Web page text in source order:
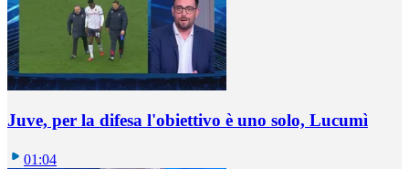
Juve, per la difesa l'obiettivo è uno solo, Lucumì
01:04